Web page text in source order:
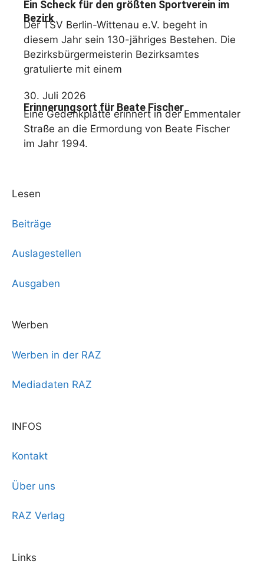
Ein Scheck für den größten Sportverein im
Bezirk
Der TSV Berlin-Wittenau e.V. begeht in
diesem Jahr sein 130-jähriges Bestehen. Die
Bezirksbürgermeisterin Bezirksamtes
gratulierte mit einem
30. Juli 2026
Erinnerungsort für Beate Fischer
Eine Gedenkplatte erinnert in der Emmentaler
Straße an die Ermordung von Beate Fischer
im Jahr 1994.
Lesen
Beiträge
Auslagestellen
Ausgaben
Werben
Werben in der RAZ
Mediadaten RAZ
INFOS
Kontakt
Über uns
RAZ Verlag
Links